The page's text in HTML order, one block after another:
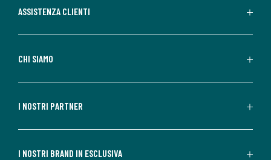
ASSISTENZA CLIENTI
CHI SIAMO
I NOSTRI PARTNER
I NOSTRI BRAND IN ESCLUSIVA